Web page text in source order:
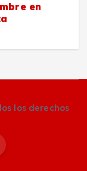
en
los derechos